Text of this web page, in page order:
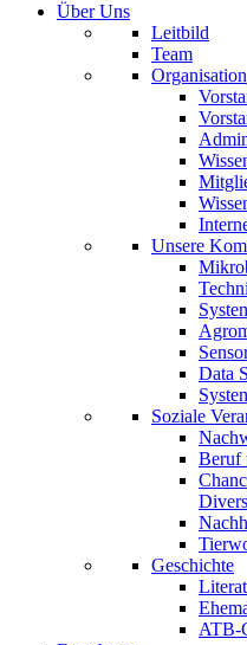
Über Uns
Leitbild
Team
Organisation
Unsere
Data
Soziale
Beruf
Geschichte
ATB-